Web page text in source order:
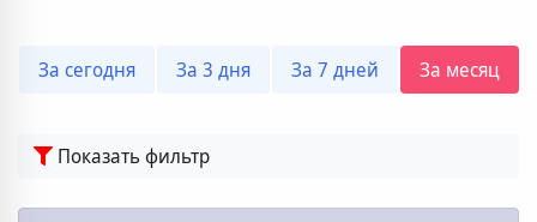
За сегодня За 3 дня За 7 дней За месяц
Показать фильтр